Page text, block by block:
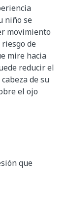
niño se
movimiento
de
mire hacia
reducir el
de su
el ojo
que